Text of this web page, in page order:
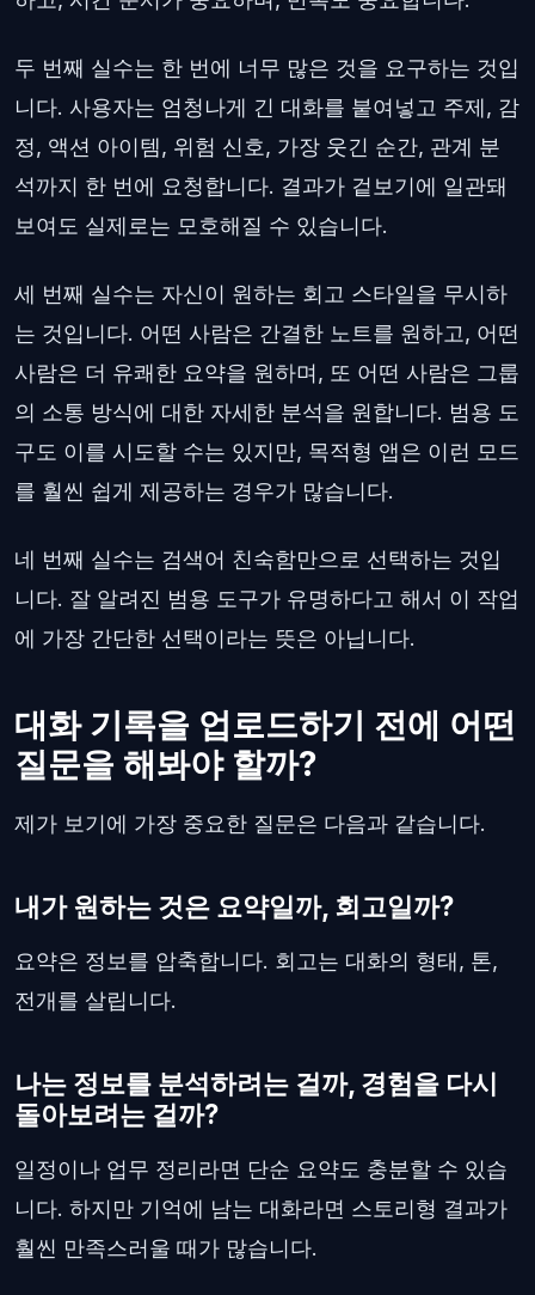
두 번째 실수는 한 번에 너무 많은 것을 요구하는 것입
니다. 사용자는 엄청나게 긴 대화를 붙여넣고 주제, 감
정, 액션 아이템, 위험 신호, 가장 웃긴 순간, 관계 분
석까지 한 번에 요청합니다. 결과가 겉보기에 일관돼
보여도 실제로는 모호해질 수 있습니다.
세 번째 실수는 자신이 원하는 회고 스타일을 무시하
는 것입니다. 어떤 사람은 간결한 노트를 원하고, 어떤
사람은 더 유쾌한 요약을 원하며, 또 어떤 사람은 그룹
의 소통 방식에 대한 자세한 분석을 원합니다. 범용 도
구도 이를 시도할 수는 있지만, 목적형 앱은 이런 모드
를 훨씬 쉽게 제공하는 경우가 많습니다.
네 번째 실수는 검색어 친숙함만으로 선택하는 것입
니다. 잘 알려진 범용 도구가 유명하다고 해서 이 작업
에 가장 간단한 선택이라는 뜻은 아닙니다.
대화 기록을 업로드하기 전에 어떤
질문을 해봐야 할까?
제가 보기에 가장 중요한 질문은 다음과 같습니다.
내가 원하는 것은 요약일까, 회고일까?
요약은 정보를 압축합니다. 회고는 대화의 형태, 톤,
전개를 살립니다.
나는 정보를 분석하려는 걸까, 경험을 다시
돌아보려는 걸까?
일정이나 업무 정리라면 단순 요약도 충분할 수 있습
니다. 하지만 기억에 남는 대화라면 스토리형 결과가
훨씬 만족스러울 때가 많습니다.